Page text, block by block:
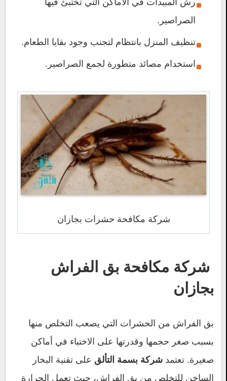
الصراصير.
تنظيف المنزل بانتظام لتجنب وجود بقايا الطعام.
استخدام مصائد متطورة لجمع الصراصير.
شركة مكافحة حشرات بجازان
شركة مكافحة بق الفراش
بجازان
بق الفراش من الحشرات التي يصعب التخلص منها
بسبب صغر حجمها وقدرتها على الاختباء في أماكن
صغيرة. تعتمد شركة بسمة التألق على تقنية البخار
الساخن للتخلص من بق الفراش، حيث تعمل الحرارة